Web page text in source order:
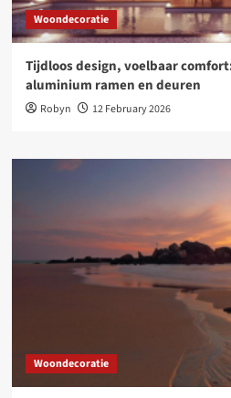
Woondecoratie
Tijdloos design, voelbaar
aluminium ramen en deuren
Robyn 12 February 2026
Woondecoratie